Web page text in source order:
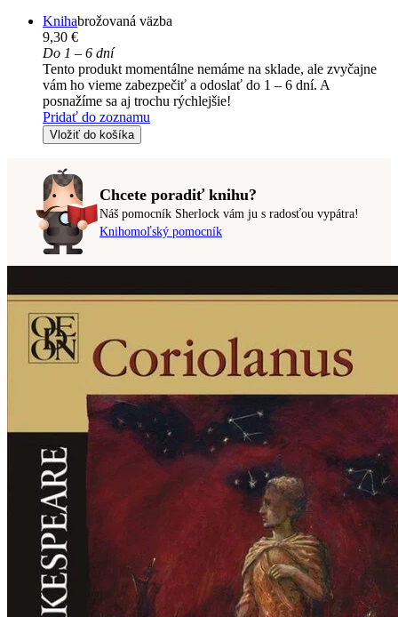
Knihabrožovaná väzba
9,30 €
Do 1 – 6 dní
Tento produkt momentálne nemáme na sklade, ale zvyčajne
vám ho vieme zabezpečiť a odoslať do 1 – 6 dní. A
posnažíme sa aj trochu rýchlejšie!
Pridať do zoznamu
Vložiť do košíka
Chcete poradiť knihu?
Náš pomocník Sherlock vám ju s radosťou vypátra!
Knihomoľský pomocník